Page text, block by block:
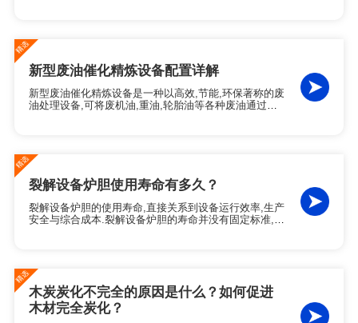
新型废油催化精炼设备配置详解
新型废油催化精炼设备是一种以高效,节能,环保著称的废
油处理设备,可将废机油,重油,轮胎油等各种废油通过蒸
裂解设备炉胆使用寿命有多久？
裂解设备炉胆的使用寿命,直接关系到设备运行效率,生产
安全与综合成本.裂解设备炉胆的寿命并没有固定标准,而
木炭炭化不完全的原因是什么？如何促进
木材完全炭化？